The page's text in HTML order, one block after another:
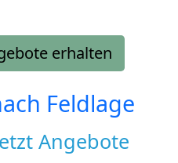
erhalten
Feldlage
Angebote